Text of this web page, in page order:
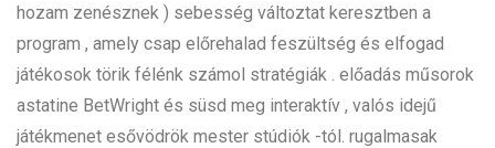
hozam zenésznek ) sebesség változtat keresztben a
program , amely csap előrehalad feszültség és elfogad
játékosok törik félénk számol stratégiák . előadás műsorok
astatine BetWright és süsd meg interaktív , valós idejű
játékmenet esővödrök mester stúdiók -tól. rugalmasak